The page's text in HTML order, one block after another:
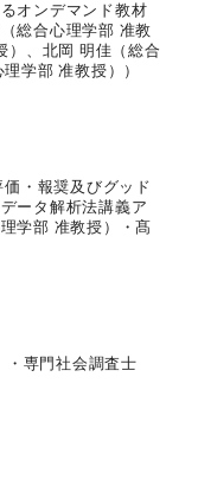
オンデマンド教材
総合心理学部 准教
）、北岡 明佳（総合
学部 准教授））
・報奨及びグッド
ータ解析法講義ア
学部 准教授）・髙
・専門社会調査士